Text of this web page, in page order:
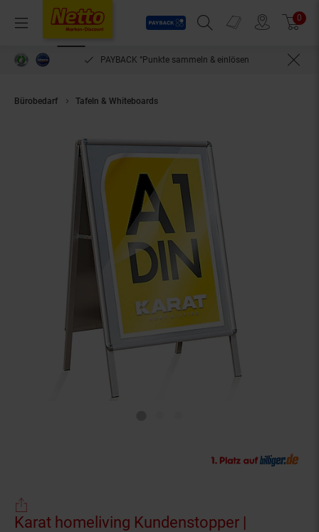
Menü
Payback
Suchfeld einblenden
Prospekte 0
PAYBACK °Punkte sammeln & einlösen
Bürobedarf Tafeln & Whiteboards
Karat homeliving Kundenstopper |